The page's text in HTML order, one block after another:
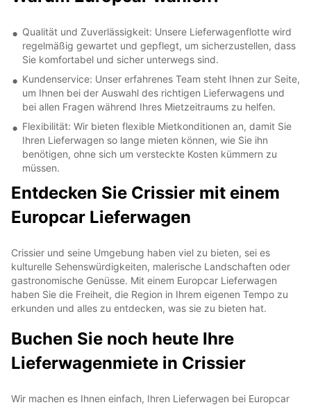
Qualität und Zuverlässigkeit: Unsere Lieferwagenflotte wird
regelmäßig gewartet und gepflegt, um sicherzustellen, dass
Sie komfortabel und sicher unterwegs sind.
Kundenservice: Unser erfahrenes Team steht Ihnen zur Seite,
um Ihnen bei der Auswahl des richtigen Lieferwagens und
bei allen Fragen während Ihres Mietzeitraums zu helfen.
Flexibilität: Wir bieten flexible Mietkonditionen an, damit Sie
Ihren Lieferwagen so lange mieten können, wie Sie ihn
benötigen, ohne sich um versteckte Kosten kümmern zu
müssen.
Entdecken Sie Crissier mit einem
Europcar Lieferwagen
Crissier und seine Umgebung haben viel zu bieten, sei es
kulturelle Sehenswürdigkeiten, malerische Landschaften oder
gastronomische Genüsse. Mit einem Europcar Lieferwagen
haben Sie die Freiheit, die Region in Ihrem eigenen Tempo zu
erkunden und alles zu entdecken, was sie zu bieten hat.
Buchen Sie noch heute Ihre
Lieferwagenmiete in Crissier
Wir machen es Ihnen einfach, Ihren Lieferwagen bei Europcar